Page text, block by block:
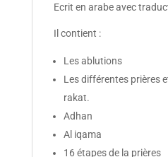
Ecrit en arabe avec
Il contient :
Les ablutions
Les différentes prières
rakat.
Adhan
Al iqama
16 étapes de la prières